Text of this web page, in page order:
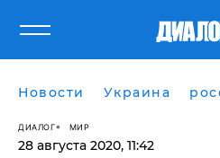
Новости Украина
ДИАЛОГ МИР
28 августа 2020, 11:42